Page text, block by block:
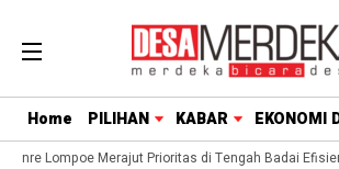
Home PILIHAN KABAR EKONOMI
Lompoe Merajut Prioritas di Tengah Badai